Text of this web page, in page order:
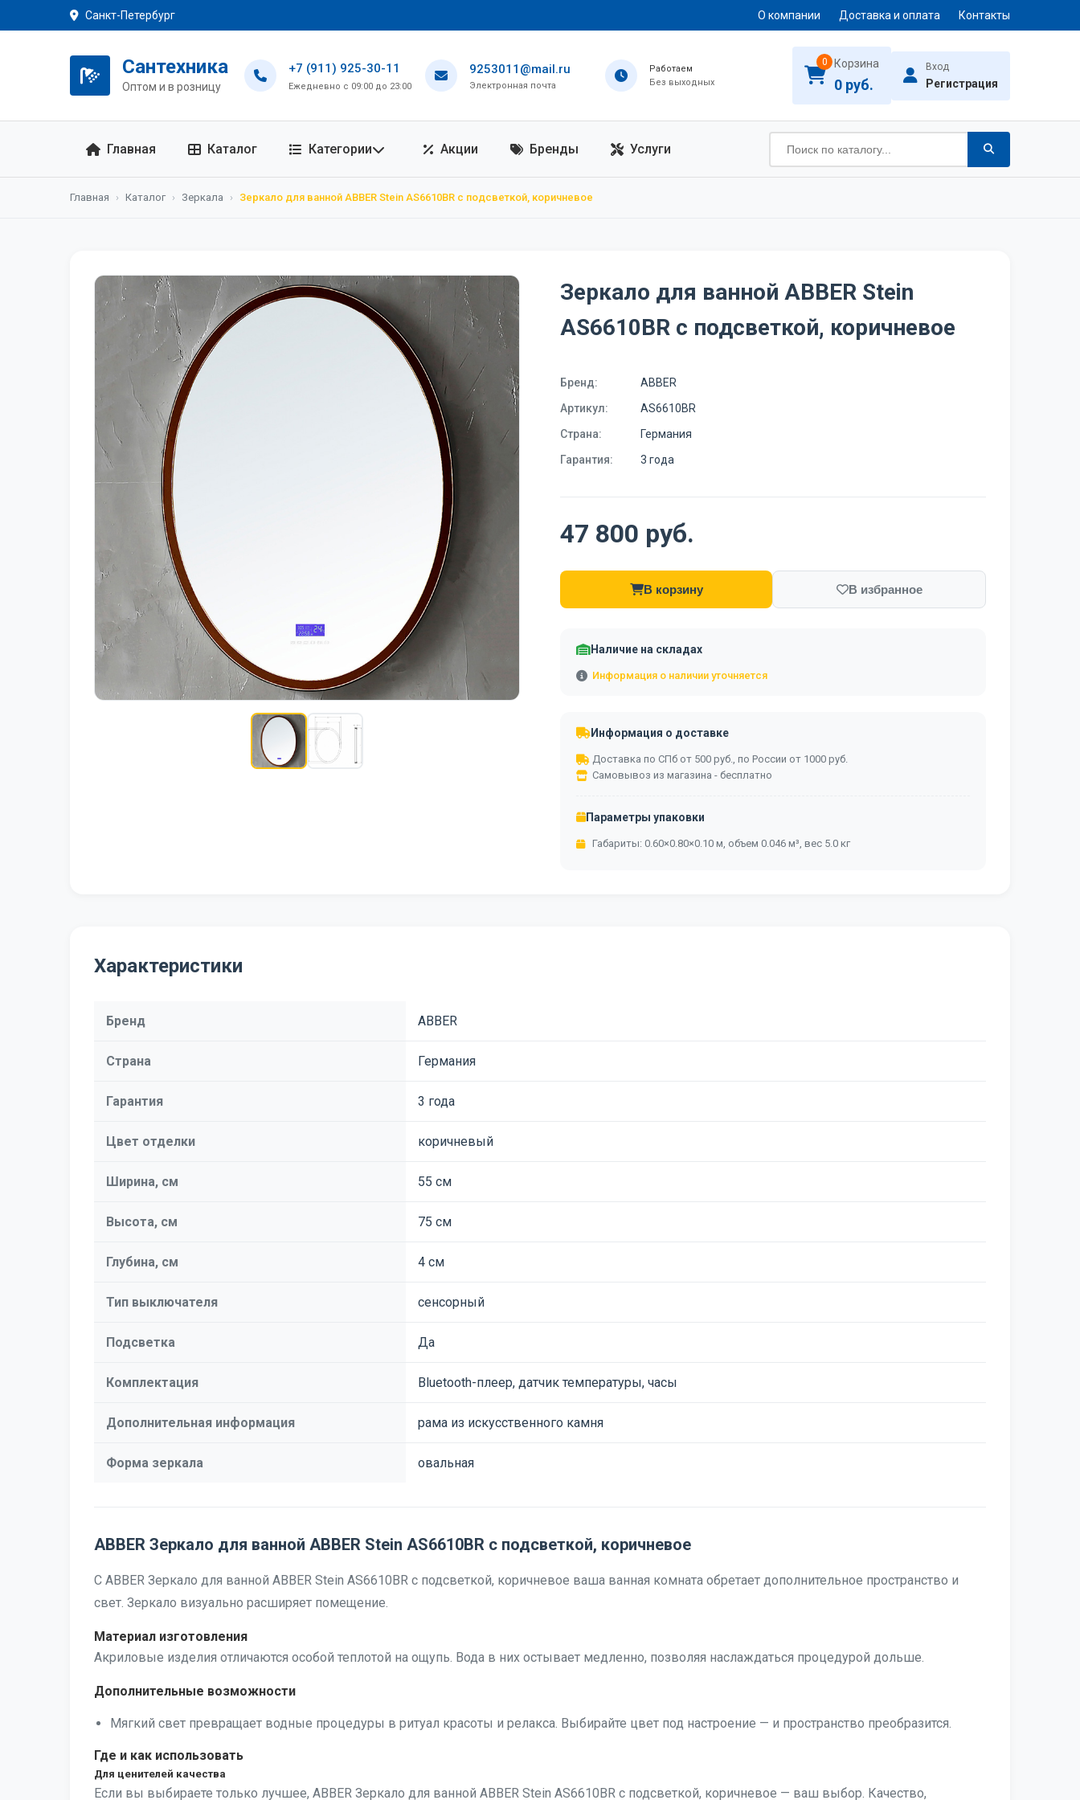
Санкт-Петербург О компании Доставка и оплата Контакты
Сантехника
Оптом и в розницу
+7 (911) 925-30-11
Ежедневно с 09:00 до 23:00
9253011@mail.ru
Электронная почта
Работаем
Без выходных
0 Корзина
0 руб.
Вход
Регистрация
Главная Каталог Категории Акции Бренды Услуги
Главная › Каталог › Зеркала › Зеркало для ванной ABBER Stein AS6610BR с подсветкой, коричневое
Зеркало для ванной ABBER Stein
AS6610BR с подсветкой, коричневое
Бренд:
ABBER
Артикул:
AS6610BR
Страна:
Германия
Гарантия:
3 года
47 800 руб.
В корзину В избранное
Наличие на складах
Информация о наличии уточняется
Информация о доставке
Доставка по СПб от 500 руб., по России от 1000 руб.
Самовывоз из магазина - бесплатно
Параметры упаковки
Габариты: 0.60×0.80×0.10 м, объем 0.046 м³, вес 5.0 кг
Характеристики
Бренд ABBER
Страна Германия
Гарантия 3 года
Цвет отделки коричневый
Ширина, см 55 см
Высота, см 75 см
Глубина, см 4 см
Тип выключателя сенсорный
Подсветка Да
Комплектация Bluetooth-плеер, датчик температуры, часы
Дополнительная информация рама из искусственного камня
Форма зеркала овальная
ABBER Зеркало для ванной ABBER Stein AS6610BR с подсветкой, коричневое
С ABBER Зеркало для ванной ABBER Stein AS6610BR с подсветкой, коричневое ваша ванная комната обретает дополнительное пространство и
свет. Зеркало визуально расширяет помещение.
Материал изготовления
Акриловые изделия отличаются особой теплотой на ощупь. Вода в них остывает медленно, позволяя наслаждаться процедурой дольше.
Дополнительные возможности
Мягкий свет превращает водные процедуры в ритуал красоты и релакса. Выбирайте цвет под настроение — и пространство преобразится.
Где и как использовать
Для ценителей качества
Если вы выбираете только лучшее, ABBER Зеркало для ванной ABBER Stein AS6610BR с подсветкой, коричневое — ваш выбор. Качество,